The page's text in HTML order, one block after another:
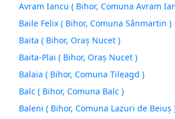
Avram Iancu ( Bihor, Comuna Avram
Baile Felix ( Bihor, Comuna Sânmartin )
Baita ( Bihor, Oraş Nucet )
Baita-Plai ( Bihor, Oraş Nucet )
Balaia ( Bihor, Comuna Tileagd )
Balc ( Bihor, Comuna Balc )
Baleni ( Bihor, Comuna Lazuri de Beiuş